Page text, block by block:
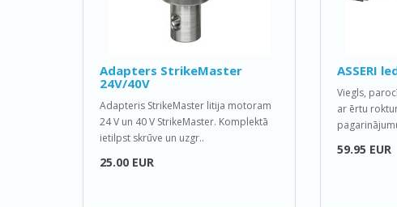
Adapters StrikeMaster
24V/40V
Adapteris StrikeMaster litija motoram
24 V un 40 V StrikeMaster. Komplektā
ietilpst skrūve un uzgr..
25.00 EUR
ASSERI
Viegls,
ar ērtu
59.95 EUR